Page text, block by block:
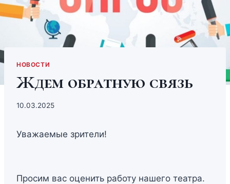
НОВОСТИ
Ждем обратную связь
10.03.2025
Уважаемые зрители!
Просим вас оценить работу нашего театра.